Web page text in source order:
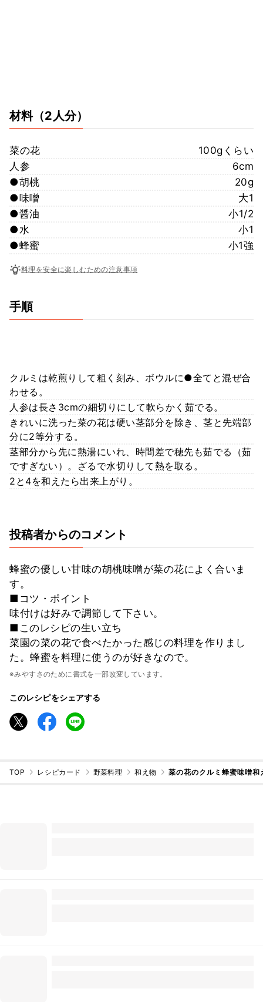
材料（2人分）
菜の花
100gくらい
人参
6cm
●胡桃
20g
●味噌
大1
●醤油
小1/2
●水
小1
●蜂蜜
小1強
料理を安全に楽しむための注意事項
手順
クルミは乾煎りして粗く刻み、ボウルに●全てと混ぜ合
わせる。
人参は長さ3cmの細切りにして軟らかく茹でる。
きれいに洗った菜の花は硬い茎部分を除き、茎と先端部
分に2等分する。
茎部分から先に熱湯にいれ、時間差で穂先も茹でる（茹
ですぎない）。ざるで水切りして熱を取る。
2と4を和えたら出来上がり。
投稿者からのコメント
蜂蜜の優しい甘味の胡桃味噌が菜の花によく合いま
す。
■コツ・ポイント
味付けは好みで調節して下さい。
■このレシピの生い立ち
菜園の菜の花で食べたかった感じの料理を作りまし
た。蜂蜜を料理に使うのが好きなので。
※みやすさのために書式を一部改変しています。
このレシピをシェアする
TOP レシピカード 野菜料理 和え物 菜の花のクルミ蜂蜜味噌和